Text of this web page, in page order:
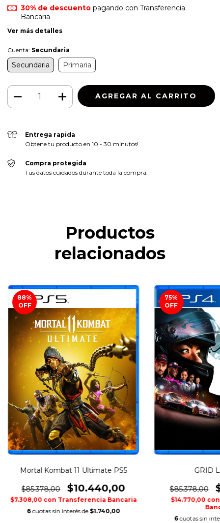
30% de descuentopagando con Transferencia
Bancaria
Ver más detalles
Cuenta: Secundaria
Secundaria Primaria
Entrega rapida
Obtene tu producto en 10 - 30 minutos!
Compra protegida
Tus datos cuidados durante toda la compra.
Productos
relacionados
88%
OFF
Mortal Kombat 11 Ultimate PS5
$85.378,00 $10.440,00
$7.308,00 con Transferencia Bancaria
6 cuotas sin interés de $1.740,00
75%
OFF
GRID
$85.378,00
$14.770,00 con
6 cuotas sin